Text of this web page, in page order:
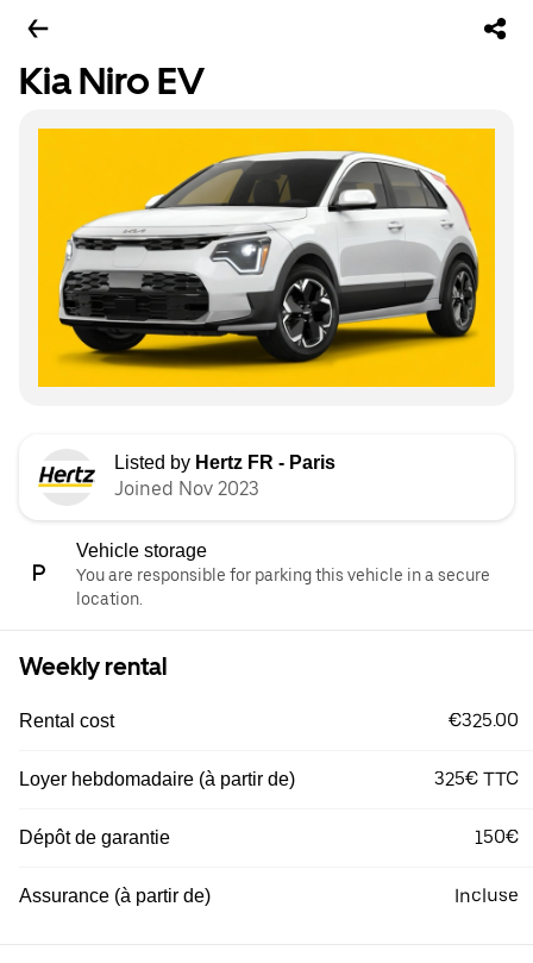
Kia Niro EV
Listed by Hertz FR - Paris
Joined Nov 2023
Vehicle storage
You are responsible for parking this vehicle in a secure
location.
Weekly rental
Rental cost €325.00
Loyer hebdomadaire (à partir de) 325€ TTC
Dépôt de garantie 150€
Assurance (à partir de) Incluse